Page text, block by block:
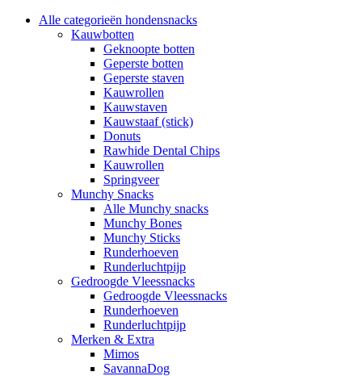
Alle categorieën hondensnacks
Kauwbotten
Geknoopte botten
Geperste botten
Geperste staven
Kauwrollen
Kauwstaven
Kauwstaaf (stick)
Donuts
Rawhide Dental Chips
Kauwrollen
Springveer
Munchy Snacks
Alle Munchy snacks
Munchy Bones
Munchy Sticks
Runderhoeven
Runderluchtpijp
Gedroogde Vleessnacks
Gedroogde Vleessnacks
Runderhoeven
Runderluchtpijp
Merken & Extra
Mimos
SavannaDog